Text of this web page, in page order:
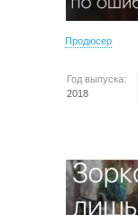
Продюсер
Год выпуска:
2018